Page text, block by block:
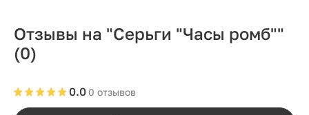
Отзывы на "Серьги "Часы ромб""
(0)
0 отзывов
0.0